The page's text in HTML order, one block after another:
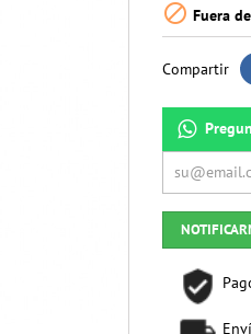
 Fuera
Compartir